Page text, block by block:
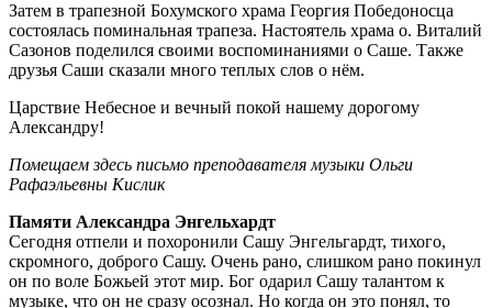
Затем в трапезной Бохумского храма Георгия Победоносца
состоялась поминальная трапеза. Настоятель храма о. Виталий
Сазонов поделился своими воспоминаниями о Саше. Также
друзья Саши сказали много теплых слов о нём.
Царствие Небесное и вечный покой нашему дорогому
Александру!
Помещаем здесь письмо преподавателя музыки Ольги
Рафаэльевны Кислик
Памяти Александра Энгельхардт
Сегодня отпели и похоронили Сашу Энгельгардт, тихого,
скромного, доброго Сашу. Очень рано, слишком рано покинул
он по воле Божьей этот мир. Бог одарил Сашу талантом к
музыке, что он не сразу осознал. Но когда он это понял, то